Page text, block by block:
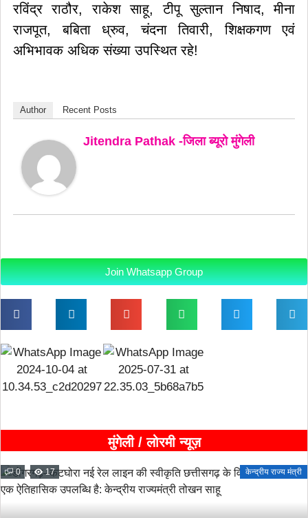
रविंद्र राठौर, राकेश साहू, टीपू सुल्तान निषाद, मीना
राजपूत, बबिता ध्रुव, चंदना तिवारी, शिक्षकगण एवं
अभिभावक अधिक संख्या उपस्थित रहे!
Author Recent Posts
Jitendra Pathak -जिला ब्यूरो मुंगेली
Join Whatsapp Group
मुंगेली / लोरमी न्यूज़
0 17 केन्द्रीय राज्य मंत्री